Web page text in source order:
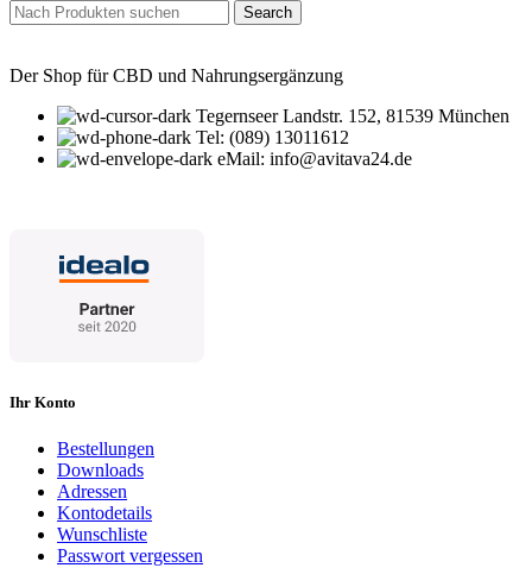
Search
Der Shop für CBD und Nahrungsergänzung
Tegernseer Landstr. 152, 81539 München
Tel: (089) 13011612
eMail: info@avitava24.de
Ihr Konto
Bestellungen
Downloads
Adressen
Kontodetails
Wunschliste
Passwort vergessen